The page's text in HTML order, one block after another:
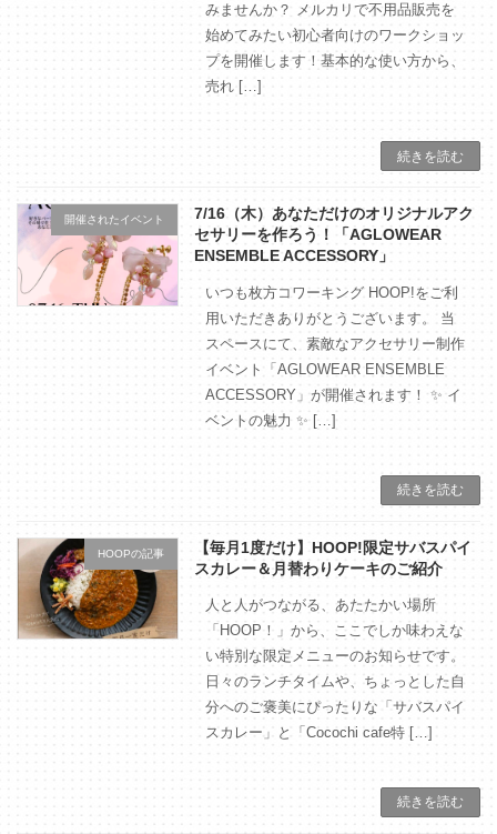
みませんか？ メルカリで不用品販売を
始めてみたい初心者向けのワークショッ
プを開催します！基本的な使い方から、
売れ […]
続きを読む
開催されたイベント
7/16（木）あなただけのオリジナルアク
セサリーを作ろう！「AGLOWEAR
ENSEMBLE ACCESSORY」
いつも枚方コワーキング HOOP!をご利
用いただきありがとうございます。 当
スペースにて、素敵なアクセサリー制作
イベント「AGLOWEAR ENSEMBLE
ACCESSORY」が開催されます！ ✨ イ
ベントの魅力 ✨ […]
続きを読む
HOOPの記事
【毎月1度だけ】HOOP!限定サバスパイ
スカレー＆月替わりケーキのご紹介
人と人がつながる、あたたかい場所
「HOOP！」から、ここでしか味わえな
い特別な限定メニューのお知らせです。
日々のランチタイムや、ちょっとした自
分へのご褒美にぴったりな「サバスパイ
スカレー」と「Cocochi cafe特 […]
続きを読む